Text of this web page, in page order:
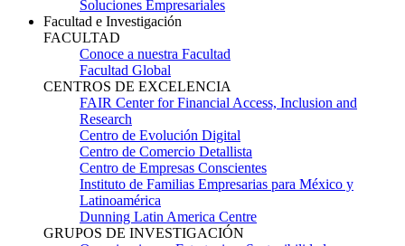
Soluciones Empresariales
Facultad e Investigación
FACULTAD
Conoce a nuestra Facultad
Facultad Global
CENTROS DE EXCELENCIA
FAIR Center for Financial Access, Inclusion and
Research
Centro de Evolución Digital
Centro de Comercio Detallista
Centro de Empresas Conscientes
Instituto de Familias Empresarias para México y
Latinoamérica
Dunning Latin America Centre
GRUPOS DE INVESTIGACIÓN